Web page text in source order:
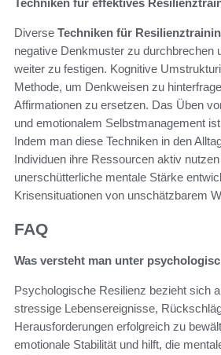
Diverse Techniken für
negative Denkmuster zu durchbrechen
weiter zu festigen. Kognitive
Methode, um Denkweisen zu
Affirmationen zu ersetzen. Das Üben
und emotionalem Selbstmanagement
Indem man diese Techniken in den
Individuen ihre Ressourcen aktiv
unerschütterliche mentale Stärke
Krisensituationen von unschätzbarem
FAQ
Was versteht man unter
Psychologische Resilienz bezieht sich
stressige Lebensereignisse,
Herausforderungen erfolgreich zu
emotionale Stabilität und hilft, die